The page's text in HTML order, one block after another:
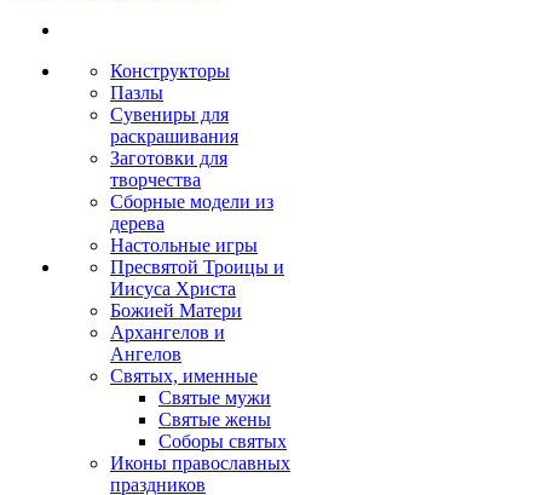
Конструкторы
Пазлы
Сувениры для
раскрашивания
Заготовки для
творчества
Сборные модели из
дерева
Настольные игры
Пресвятой Троицы и
Иисуса Христа
Божией Матери
Архангелов и
Ангелов
Святых, именные
Святые мужи
Святые жены
Соборы святых
Иконы православных
праздников